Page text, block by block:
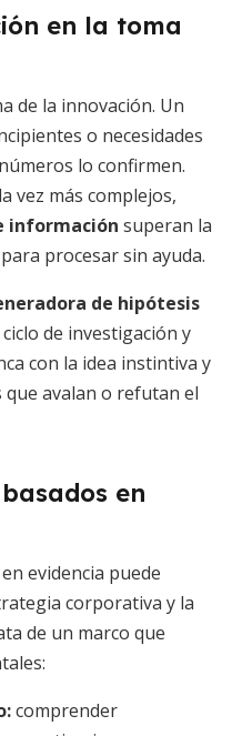
en la toma
de la innovación. Un
o necesidades
lo confirmen.
vez más complejos,
información superan la
procesar sin ayuda.
de hipótesis
de investigación y
con la idea instintiva y
avalan o refutan el
en
evidencia puede
corporativa y la
de un marco que
:comprender